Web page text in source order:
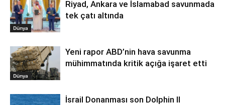
Dünya
Riyad, Ankara ve İslamabad savunmada
tek çatı altında
Dünya
Yeni rapor ABD’nin hava savunma
mühimmatında kritik açığa işaret etti
İsrail Donanması son Dolphin II